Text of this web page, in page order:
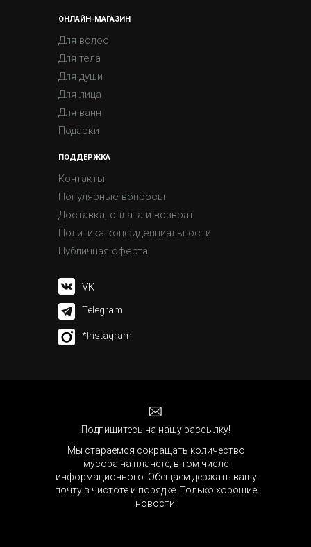
*Instagram
Telegram
ОНЛАЙН-МАГАЗИН
Для волос
Для тела
Для души
Для ванн
Для лица
ПОДДЕРЖКА
Контакты
Популярные вопросы
Доставка, оплата и возврат
Политика конфиденциальности
Публичная оферта
VK
Подарки
Мы стараемся сокращать количество
мусора на планете, в том числе
информационного. Обещаем держать вашу
почту в чистоте и порядке. Только хорошие
новости.
Подпишитесь на нашу рассылку!